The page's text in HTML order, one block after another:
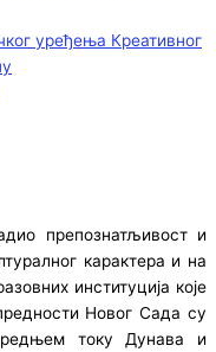
уређења Креативног
препознатљивост и
карактера и на
институција које
Новог Сада су
току Дунава и